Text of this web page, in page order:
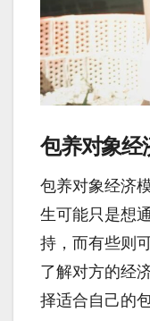
包养对象经
包养对象经济
生可能只是想
持，而有些则
了解对方的经
择适合自己的